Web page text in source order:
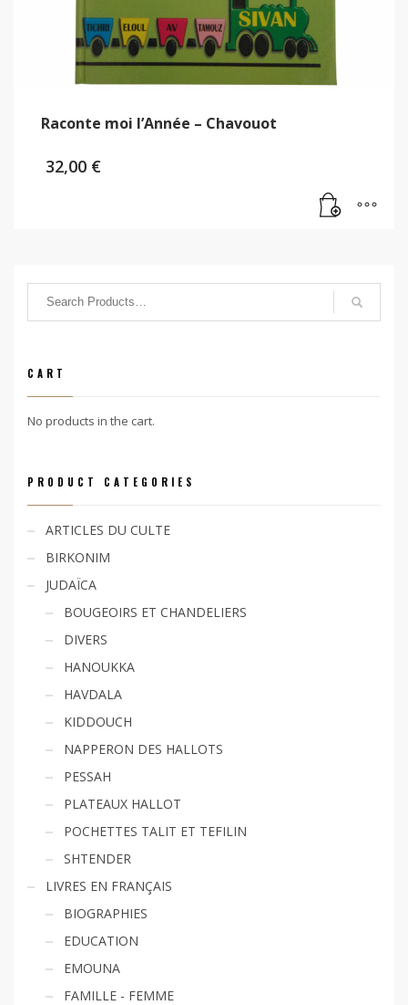
Raconte moi l’Année – Chavouot
32,00 €
CART
No products in the cart.
PRODUCT CATEGORIES
ARTICLES DU CULTE
BIRKONIM
JUDAÏCA
BOUGEOIRS ET CHANDELIERS
DIVERS
HANOUKKA
HAVDALA
KIDDOUCH
NAPPERON DES HALLOTS
PESSAH
PLATEAUX HALLOT
POCHETTES TALIT ET TEFILIN
SHTENDER
LIVRES EN FRANÇAIS
BIOGRAPHIES
EDUCATION
EMOUNA
FAMILLE - FEMME